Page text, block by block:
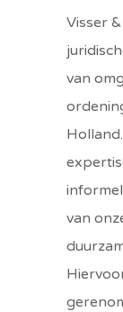
Visser
van
van